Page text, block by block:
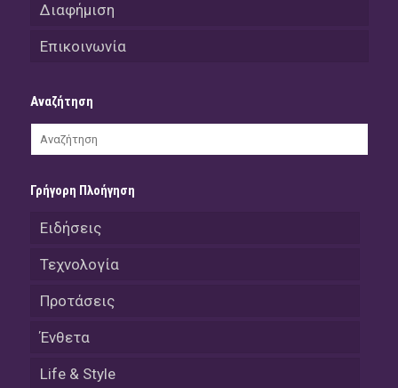
Διαφήμιση
Επικοινωνία
Αναζήτηση
Γρήγορη Πλοήγηση
Ειδήσεις
Τεχνολογία
Προτάσεις
Ένθετα
Life & Style